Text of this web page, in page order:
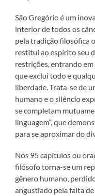
São Gregório é um
interior de todos os
pela tradição filosófica
restitui ao espírito seu
restrições, entrando
que exclui todo e
liberdade. Trata-se de
humano e o silêncio
se completam
linguagem”, que
para se aproximar do
Nos 95 capítulos ou
filósofo torna-se um
gênero humano,
angustiado pela falta